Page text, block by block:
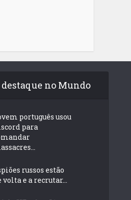
no Mundo
português usou
para
russos estão
volta e a recrutar...